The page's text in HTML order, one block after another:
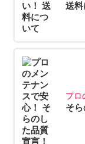
送
プロ
そら